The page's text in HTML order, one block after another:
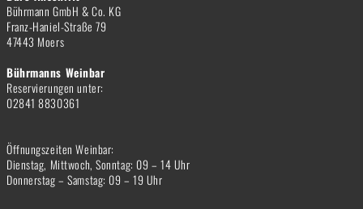
Bührmann GmbH & Co. KG
Franz-Haniel-Straße 79
47443 Moers
Bührmanns Weinbar
Reservierungen unter:
02841 8830361
Öffnungszeiten Weinbar:
Dienstag, Mittwoch, Sonntag: 09 – 14 Uhr
Donnerstag – Samstag: 09 – 19 Uhr